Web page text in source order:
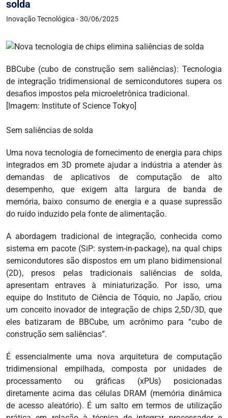
solda
Inovação Tecnológica - 30/06/2025
BBCube (cubo de construção sem saliências): Tecnologia
de integração tridimensional de semicondutores supera os
desafios impostos pela microeletrônica tradicional.
[Imagem: Institute of Science Tokyo]
Sem saliências de solda
Uma nova tecnologia de fornecimento de energia para chips
integrados em 3D promete ajudar a indústria a atender às
demandas de aplicativos de computação de alto
desempenho, que exigem alta largura de banda de
memória, baixo consumo de energia e a quase supressão
do ruído induzido pela fonte de alimentação.
A abordagem tradicional de integração, conhecida como
sistema em pacote (SiP: system-in-package), na qual chips
semicondutores são dispostos em um plano bidimensional
(2D), presos pelas tradicionais saliências de solda,
apresentam entraves à miniaturização. Por isso, uma
equipe do Instituto de Ciência de Tóquio, no Japão, criou
um conceito inovador de integração de chips 2,5D/3D, que
eles batizaram de BBCube, um acrônimo para “cubo de
construção sem saliências”.
É essencialmente uma nova arquitetura de computação
tridimensional empilhada, composta por unidades de
processamento ou gráficas (xPUs) posicionadas
diretamente acima das células DRAM (memória dinâmica
de acesso aleatório). É um salto em termos de utilização